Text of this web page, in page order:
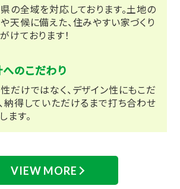
の全域を対応しております。土地の
天候に備えた、住みやすい家づくり
けております！
へのこだわり
だけではなく、デザイン性にもこだ
納得していただけるまで打ち合わせ
ます。
VIEW MORE